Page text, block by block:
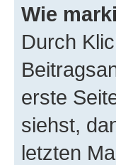
Wie
Durch
erste
siehst,
letzten